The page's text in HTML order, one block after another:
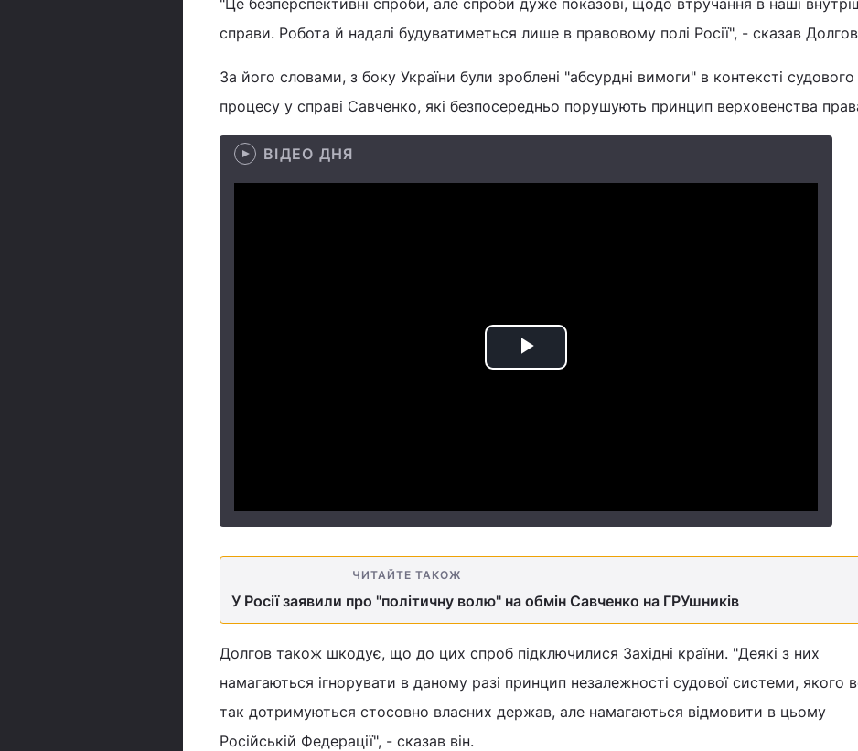
"Це безперспективні спроби, але спроби дуже показові, щодо втручання в наші
справи. Робота й надалі будуватиметься лише в правовому полі Росії", - сказав
За його словами, з боку України були зроблені "абсурдні вимоги" в контексті судового
процесу у справі Савченко, які безпосередньо порушують принцип верховенства
ВІДЕО ДНЯ
Play
ЧИТАЙТЕ ТАКОЖ
У Росії заявили про "політичну волю" на обмін Савченко на ГРУшників
Долгов також шкодує, що до цих спроб підключилися Західні країни. "Деякі з них
намагаються ігнорувати в даному разі принцип незалежності судової системи, якого
так дотримуються стосовно власних держав, але намагаються відмовити в цьому
Російській Федерації", - сказав він.